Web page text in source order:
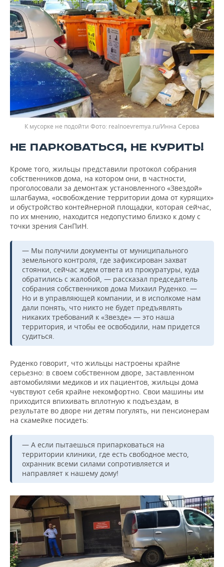
К мусорке не подойти realnoevremya.ru/Инна Серова
НЕ ПАРКОВАТЬСЯ, НЕ КУРИТЬ!
Кроме того, жильцы представили протокол собрания
собственников дома, на котором они, в частности,
проголосовали за демонтаж установленного «Звездой»
шлагбаума, «освобождение территории дома от курящих»
и обустройство контейнерной площадки, которая сейчас,
по их мнению, находится недопустимо близко к дому с
точки зрения СанПиН.
— Мы получили документы от муниципального
земельного контроля, где зафиксирован захват
стоянки, сейчас ждем ответа из прокуратуры, куда
обратились с жалобой, — рассказал председатель
собрания собственников дома Михаил Руденко. —
Но и в управляющей компании, и в исполкоме нам
дали понять, что никто не будет предъявлять
никаких требований к «Звезде» — это наша
территория, и чтобы ее освободили, нам придется
судиться.
Руденко говорит, что жильцы настроены крайне
серьезно: в своем собственном дворе, заставленном
автомобилями медиков и их пациентов, жильцы дома
чувствуют себя крайне некомфортно. Свои машины им
приходится впихивать вплотную к подъездам, в
результате во дворе ни детям погулять, ни пенсионерам
на скамейке посидеть:
— А если пытаешься припарковаться на
территории клиники, где есть свободное место,
охранник всеми силами сопротивляется и
направляет к нашему дому!